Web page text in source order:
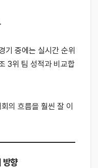
기 중에는 실시간 순위
3위 팀 성적과 비교합
의 흐름을 훨씬 잘 이
방향